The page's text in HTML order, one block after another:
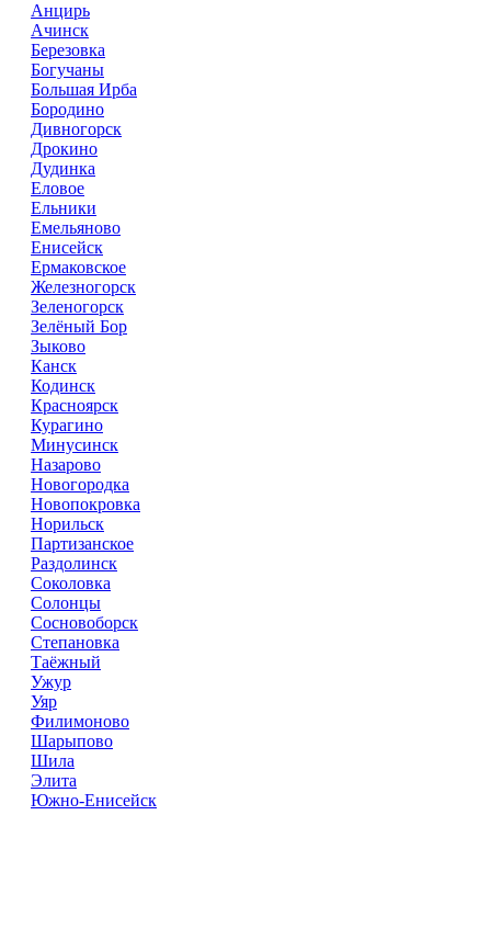
Анцирь
Ачинск
Березовка
Богучаны
Большая Ирба
Бородино
Дивногорск
Дрокино
Дудинка
Еловое
Ельники
Емельяново
Енисейск
Ермаковское
Железногорск
Зеленогорск
Зелёный Бор
Зыково
Канск
Кодинск
Красноярск
Курагино
Минусинск
Назарово
Новогородка
Новопокровка
Норильск
Партизанское
Раздолинск
Соколовка
Солонцы
Сосновоборск
Степановка
Таёжный
Ужур
Уяр
Филимоново
Шарыпово
Шила
Элита
Южно-Енисейск